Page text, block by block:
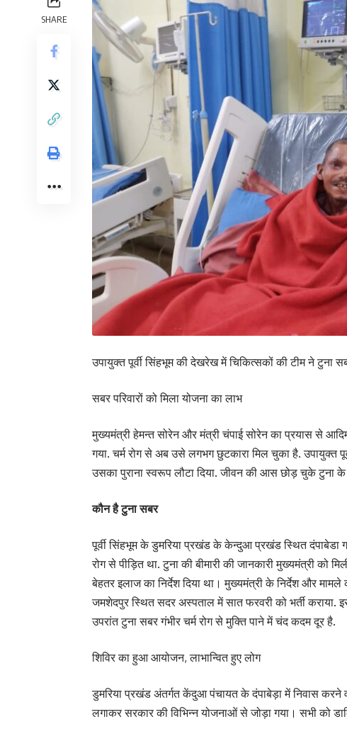
SHARE
उपायुक्त पूर्वी सिंहभूम की देखरेख में चिकित्सकों की टीम ने टुना
सबर परिवारों को मिला योजना का लाभ
मुख्यमंत्री हेमन्त सोरेन और मंत्री चंपाई सोरेन का प्रयास से
गया. चर्म रोग से अब उसे लगभग छुटकारा मिल चुका है. उपायुक्त
उसका पुराना स्वरूप लौटा दिया. जीवन की आस छोड़ चुके टुना
कौन है टुना सबर
पूर्वी सिंहभूम के डुमरिया प्रखंड के केन्दुआ प्रखंड स्थित दंपाबेडा
रोग से पीड़ित था. टुना की बीमारी की जानकारी मुख्यमंत्री को
बेहतर इलाज का निर्देश दिया था। मुख्यमंत्री के निर्देश और
जमशेदपुर स्थित सदर अस्पताल में सात फरवरी को भर्ती
उपरांत टुना सबर गंभीर चर्म रोग से मुक्ति पाने में चंद कदम दूर है.
शिविर का हुआ आयोजन, लाभान्वित हुए लोग
डुमरिया प्रखंड अंतर्गत केंदुआ पंचायत के दंपाबेड़ा में निवास करने
लगाकर सरकार की विभिन्न योजनाओं से जोड़ा गया। सभी को